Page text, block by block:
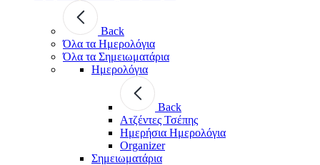
Back
Όλα τα Ημερολόγια
Όλα τα Σημειωματάρια
Ημερολόγια
Back
Ατζέντες Τσέπης
Ημερήσια Ημερολόγια
Organizer
Σημειωματάρια